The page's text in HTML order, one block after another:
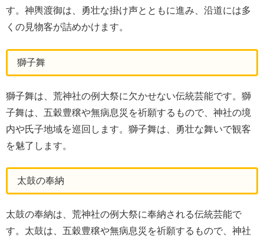
す。神輿渡御は、勇壮な掛け声とともに進み、沿道には多
くの見物客が詰めかけます。
獅子舞
獅子舞は、荒神社の例大祭に欠かせない伝統芸能です。獅
子舞は、五穀豊穣や無病息災を祈願するもので、神社の境
内や氏子地域を巡回します。獅子舞は、勇壮な舞いで観客
を魅了します。
太鼓の奉納
太鼓の奉納は、荒神社の例大祭に奉納される伝統芸能で
す。太鼓は、五穀豊穣や無病息災を祈願するもので、神社